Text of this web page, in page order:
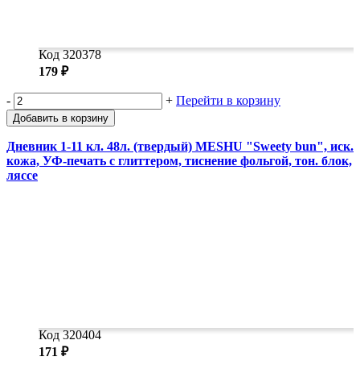
Код 320378
179 ₽
- + Перейти в корзину
Добавить в корзину
Дневник 1-11 кл. 48л. (твердый) MESHU "Sweety bun", иск.
кожа, УФ-печать с глиттером, тиснение фольгой, тон. блок,
ляссе
Код 320404
171 ₽